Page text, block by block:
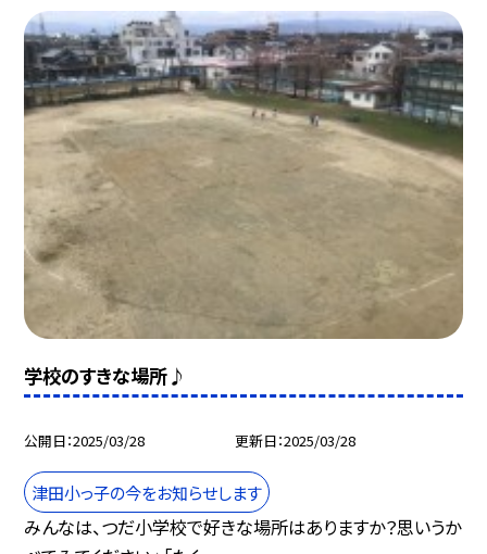
学校のすきな場所♪
公開日 2025/03/28 更新日 2025/03/28
津田小っ子の今をお知らせします
みんなは、つだ小学校で好きな場所はありますか？思いうか